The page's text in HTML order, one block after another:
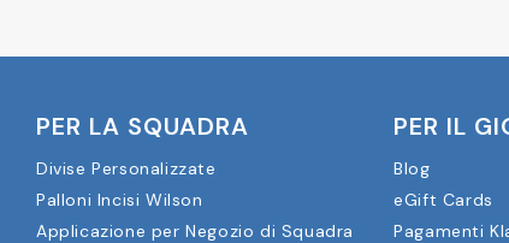
PER LA SQUADRA
Divise Personalizzate
Palloni Incisi Wilson
Applicazione per Negozio di Squadra
PER IL
Blog
eGift Cards
Pagamenti